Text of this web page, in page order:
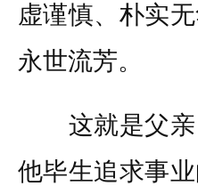
虚谨慎、朴实
永世流芳。
这就是父亲
他毕生追求事